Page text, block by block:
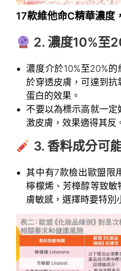
17款維他命C精華濃度
2. 濃度10%至
濃度介於10%至20%
於穿透皮膚，可達到
蛋白的效果。
不要以為標示高就一定
激皮膚，效果適得其反
3. 香料成分可
其中有7款檢出歐盟限
檸檬烯、芳樟醇等致
膚敏感，選擇時要特別